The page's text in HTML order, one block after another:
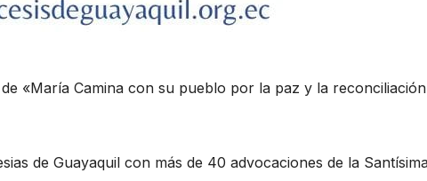
«María Camina con su pueblo por la paz y la
de Guayaquil con más de 40 advocaciones de la